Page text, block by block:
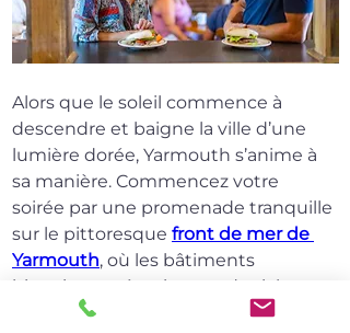
Alors que le soleil commence à
descendre et baigne la ville d’une
lumière dorée, Yarmouth s’anime à
sa manière. Commencez votre
soirée par une promenade tranquille
sur le pittoresque front de mer de
Yarmouth, où les bâtiments
historiques témoignent du riche
passé maritime de la ville. Le doux